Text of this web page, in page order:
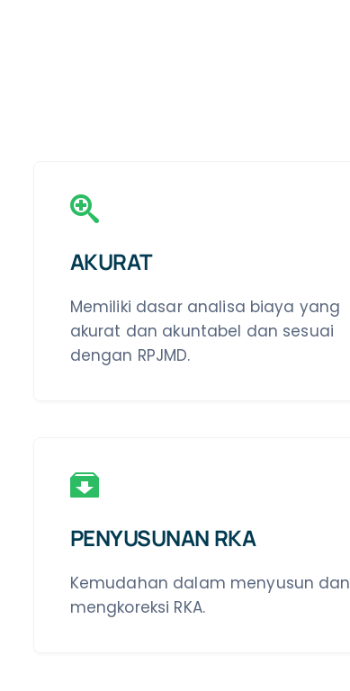
AKURAT
Memiliki dasar analisa biaya yang
akurat dan akuntabel dan sesuai
dengan RPJMD.
PENYUSUNAN RKA
Kemudahan dalam menyusun dan
mengkoreksi RKA.